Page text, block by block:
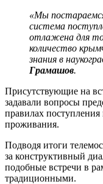
«Мы
система
отлажена для
количество
знания в
Грамашов.
Присутствующие на
задавали вопросы
правилах
проживания.
Подводя итоги
за конструктивный
подобные встречи в
традиционными.